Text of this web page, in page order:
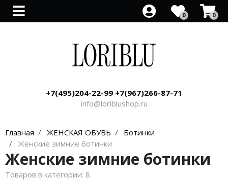
0 0
+7(495)204-22-99 +7(967)266-87-71
info@loriblushop.ru
Главная ЖЕНСКАЯ ОБУВЬ
Ботинки
Женские зимние ботинки
Женские зимние ботинки
Товаров в категории: 8
Босоножки со скидкой
Туфли со скидкой
Распродажа ботильонов
Кроссовки со скидкой
Кеды со скидкой
Распродажа полусапог
Сапоги со скидкой